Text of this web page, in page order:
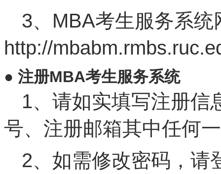
3、MBA考生服务系统
http://
● 注册MBA考生服务系统
1、请如实填写注册信
号、注册邮箱其中任何
2、如需修改密码，请